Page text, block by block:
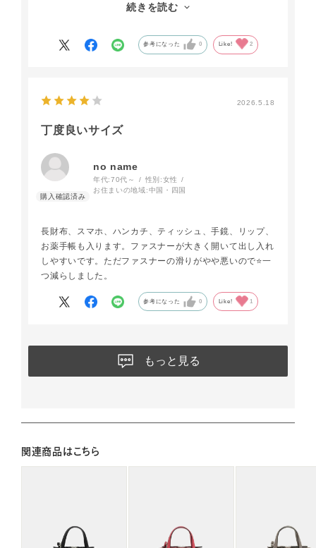
和光さんを信用して購入を決めました。
りました。使い勝手もいいですよ。
続きを読む
参考になった 0 Like! 2
2026.5.18
丁度良いサイズ
no name
年代:70代～ 性別:女性
お住まいの地域:中国・四国
長財布、スマホ、ハンカチ、ティッシュ、手鏡、リップ、
お薬手帳も入ります。ファスナーが大きく開いて出し入れ
しやすいです。ただファスナーの滑りがやや悪いので⭐️一
つ減らしました。
参考になった 0 Like! 1
もっと見る
関連商品はこちら